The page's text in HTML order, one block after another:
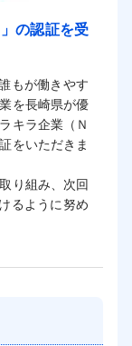
の認証を受
もが働きやす
を長崎県が優
キラ企業（Ｎ
をいただきま
り組み、次回
るように努め